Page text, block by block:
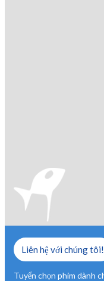
Liên hệ với chúng tôi!
Tuyển chọn phim dành